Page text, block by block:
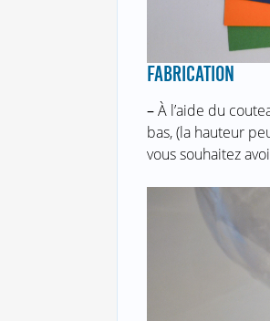
FABRICATION
–À l’aide du
bas, (la hauteur
vous souhaitez